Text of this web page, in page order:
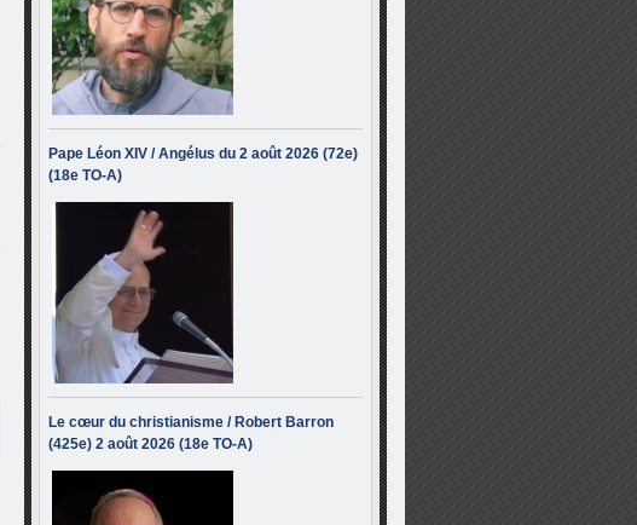
Pape Léon XIV / Angélus du 2 août 2026 (72e)
(18e TO-A)
Le cœur du christianisme / Robert Barron
(425e) 2 août 2026 (18e TO-A)